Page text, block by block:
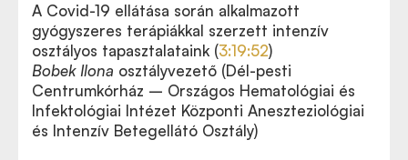
A Covid-19 ellátása során alkalmazott
gyógyszeres terápiákkal szerzett intenzív
osztályos tapasztalataink (3:19:52)
Bobek Ilona osztályvezető (Dél-pesti
Centrumkórház – Országos Hematológiai és
Infektológiai Intézet Központi Aneszteziológiai
és Intenzív Betegellátó Osztály)